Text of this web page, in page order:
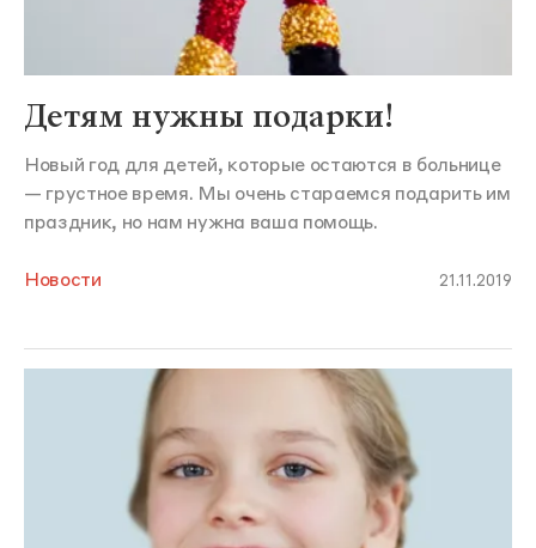
Детям нужны подарки!
Новый год для детей, которые остаются в больнице
— грустное время. Мы очень стараемся подарить им
праздник, но нам нужна ваша помощь.
Новости 21.11.2019